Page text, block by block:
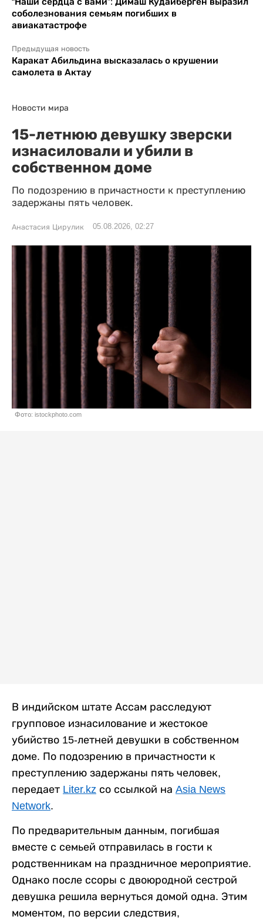
соболезнования семьям погибших в
авиакатастрофе
Предыдущая новость
Каракат Абильдина высказалась о крушении
самолета в Актау
Новости мира
15-летнюю девушку зверски
изнасиловали и убили в
собственном доме
По подозрению в причастности к преступлению
задержаны пять человек.
Анастасия Цирулик 05.08.2026, 02:27
Фото: istockphoto.com
В индийском штате Ассам расследуют
групповое изнасилование и жестокое
убийство 15-летней девушки в собственном
доме. По подозрению в причастности к
преступлению задержаны пять человек,
передает Liter.kz со ссылкой на Asia News
Network.
По предварительным данным, погибшая
вместе с семьей отправилась в гости к
родственникам на праздничное мероприятие.
Однако после ссоры с двоюродной сестрой
девушка решила вернуться домой одна. Этим
моментом, по версии следствия,